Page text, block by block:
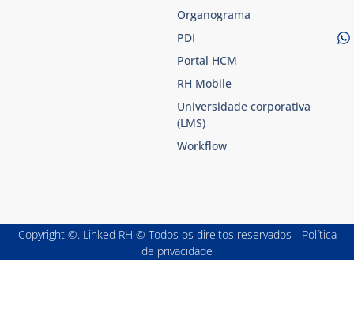
Organograma
PDI
Portal HCM
RH Mobile
Universidade corporativa
(LMS)
Workflow
Copyright ©. Linked RH © Todos os direitos reservados - Política
de privacidade